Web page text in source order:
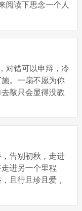
阅读下思念一个人
2、消逝不去的身
对错可以申辩，冷
。一扇不愿为你
敲只会显得没教
其实，最糟糕的
告别初秋，走进
进另一个里程
且行且珍且爱，
。 【唯美秋天说